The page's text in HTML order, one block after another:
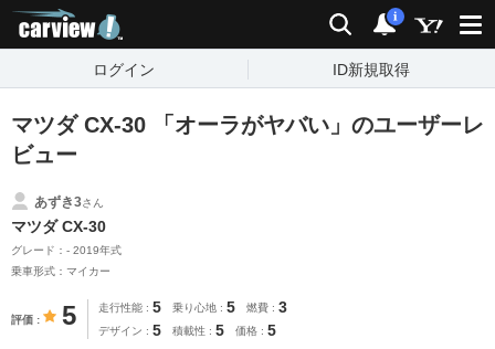
検索 通知
i
ログイン ID新規取得
マツダ CX-30 「オーラがヤバい」のユーザーレ
ビュー
あずき3さん
マツダ CX-30
グレード：- 2019年式
乗車形式：マイカー
評価 5 走行性能 5 乗り心地 5 燃費 3
デザイン 5 積載性 5 価格 5